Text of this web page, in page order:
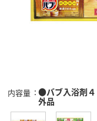
内容量
●バブ入浴剤
外品